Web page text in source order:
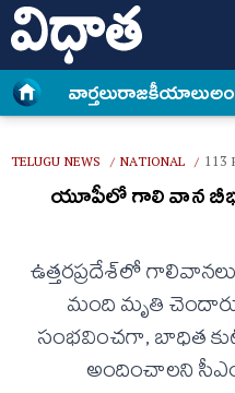
వార్త‌లురాజకీయాలు
TELUGU NEWS / NATIONAL / 113
యూపీలో గాలి వాన
ఉత్తరప్రదేశ్‌లో
మంది మృతి
సంభవించగా, బాధిత
అందించాలని